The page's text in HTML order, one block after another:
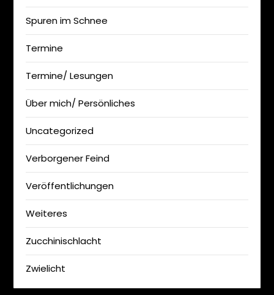
Spuren im Schnee
Termine
Termine/ Lesungen
Über mich/ Persönliches
Uncategorized
Verborgener Feind
Veröffentlichungen
Weiteres
Zucchinischlacht
Zwielicht